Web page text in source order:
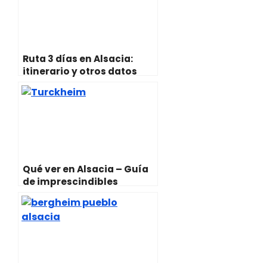
Ruta 3 días en Alsacia:
itinerario y otros datos
prácticos
Qué ver en Alsacia – Guía
de imprescindibles